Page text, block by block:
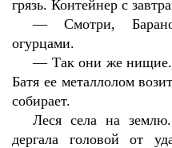
грязь. Контейнер с
—Смотри,
огурцами.
— Так они же нищие.
Батя ее металлолом
собирает.
Леся села на
дергала головой от